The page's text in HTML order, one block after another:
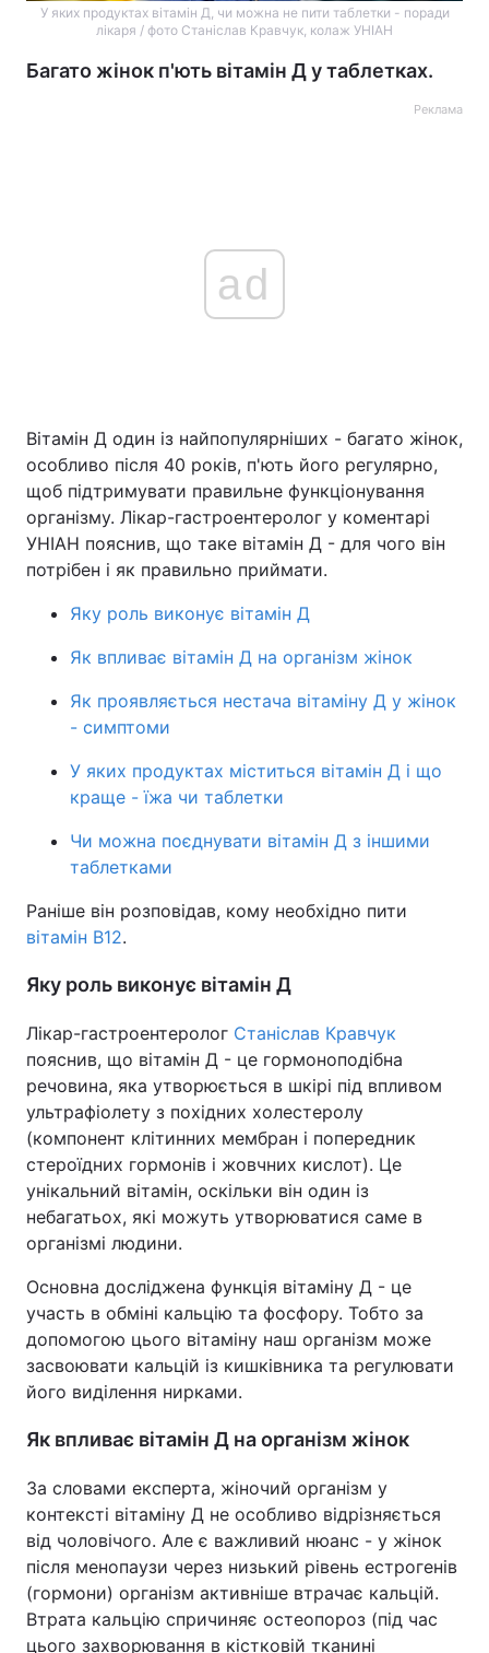
У яких продуктах вітамін Д, чи можна не пити таблетки - поради
лікаря / фото Станіслав Кравчук, колаж УНІАН
Багато жінок п'ють вітамін Д у таблетках.
Реклама
ad
Вітамін Д один із найпопулярніших - багато жінок,
особливо після 40 років, п'ють його регулярно,
щоб підтримувати правильне функціонування
організму. Лікар-гастроентеролог у коментарі
УНІАН пояснив, що таке вітамін Д - для чого він
потрібен і як правильно приймати.
Яку роль виконує вітамін Д
Як впливає вітамін Д на організм жінок
Як проявляється нестача вітаміну Д у жінок
- симптоми
У яких продуктах міститься вітамін Д і що
краще - їжа чи таблетки
Чи можна поєднувати вітамін Д з іншими
таблетками
Раніше він розповідав, кому необхідно пити
вітамін B12.
Яку роль виконує вітамін Д
Лікар-гастроентеролог Станіслав Кравчук
пояснив, що вітамін Д - це гормоноподібна
речовина, яка утворюється в шкірі під впливом
ультрафіолету з похідних холестеролу
(компонент клітинних мембран і попередник
стероїдних гормонів і жовчних кислот). Це
унікальний вітамін, оскільки він один із
небагатьох, які можуть утворюватися саме в
організмі людини.
Основна досліджена функція вітаміну Д - це
участь в обміні кальцію та фосфору. Тобто за
допомогою цього вітаміну наш організм може
засвоювати кальцій із кишківника та регулювати
його виділення нирками.
Як впливає вітамін Д на організм жінок
За словами експерта, жіночий організм у
контексті вітаміну Д не особливо відрізняється
від чоловічого. Але є важливий нюанс - у жінок
після менопаузи через низький рівень естрогенів
(гормони) організм активніше втрачає кальцій.
Втрата кальцію спричиняє остеопороз (під час
цього захворювання в кістковій тканині